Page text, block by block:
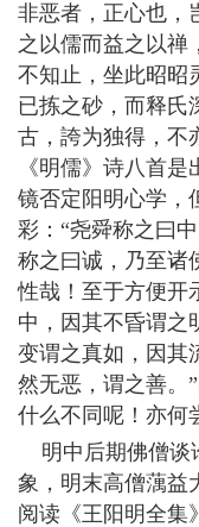
非恶者，正心也，
之以儒而益之以禅
不知止，坐此昭昭
已拣之砂，而释氏
古，誇为独得，不
《明儒》诗八首
镜否定阳明心学，
彩：“尧舜称之曰
称之曰诚，乃至诸
性哉！至于方便开
中，因其不昏谓之
变谓之真如，因其
然无恶，谓之善。
什么不同呢！亦何
明中后期佛僧谈
象，明末高僧蕅益
阅读《王阳明全集